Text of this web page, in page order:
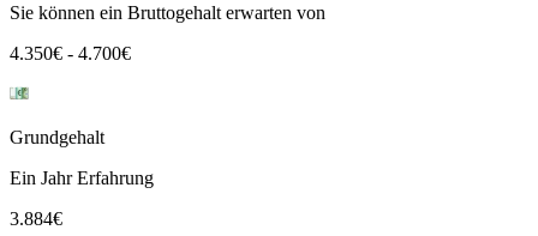
Sie können ein Bruttogehalt erwarten von
4.350€ - 4.700€
Grundgehalt
Ein Jahr Erfahrung
3.884€